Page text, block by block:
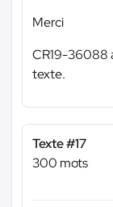
Merci
CR19-36088
texte.
Texte #17
300 mots